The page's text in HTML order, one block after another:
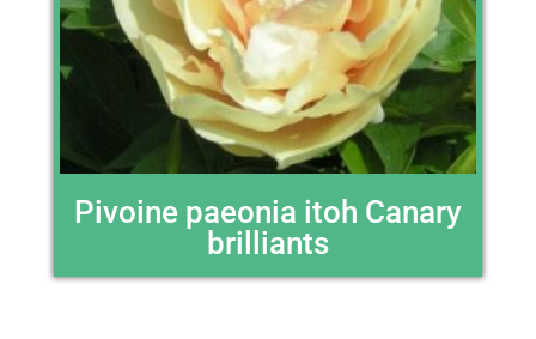
Pivoine paeonia itoh Canary
brilliants